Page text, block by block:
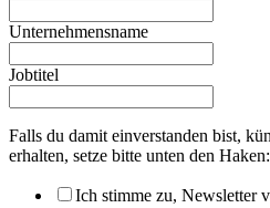
Unternehmensname
Jobtitel
Falls du damit einverstanden bist,
erhalten, setze bitte unten den Haken:
Ich stimme zu, Newsletter